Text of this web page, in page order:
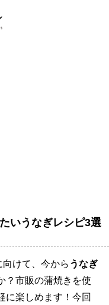
いうなぎレシピ3選
けて、今から うなぎ
？市販の蒲焼きを使
に楽しめます！今回